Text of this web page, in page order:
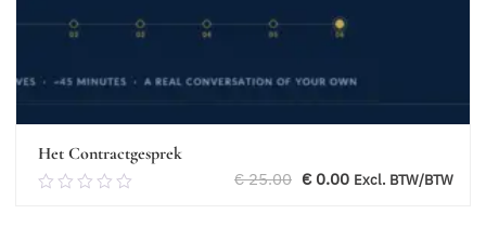
Het Contractgesprek
0.00
€25.00 Oorspronkelijke
€0.00Huidige
Excl. BTW/BTW